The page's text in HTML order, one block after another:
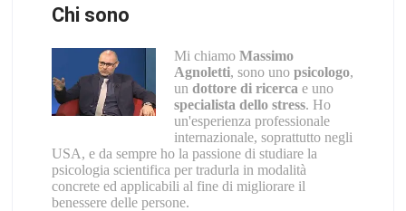
Chi sono
Mi chiamo Massimo
Agnoletti, sono uno psicologo,
un dottore di ricerca e uno
specialista dello stress. Ho
un'esperienza professionale
internazionale, soprattutto negli
USA, e da sempre ho la passione di studiare la
psicologia scientifica per tradurla in modalità
concrete ed applicabili al fine di migliorare il
benessere delle persone.